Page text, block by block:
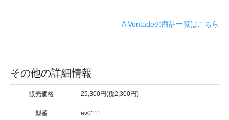
A Vontadeの商品一覧はこちら
その他の詳細情報
販売価格 25,300円(税2,300円)
型番 av0111